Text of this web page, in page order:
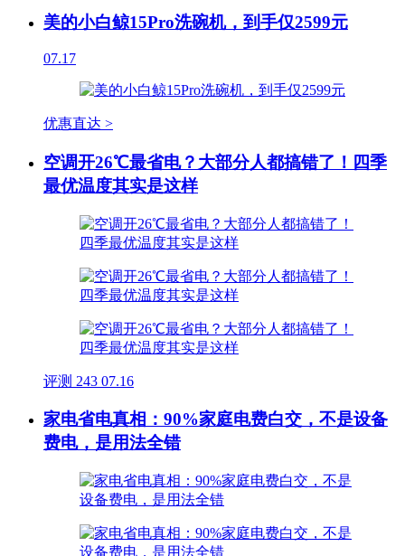
美的小白鲸15Pro洗碗机，到手仅2599元
07.17
优惠直达 >
空调开26℃最省电？大部分人都搞错了！四季
最优温度其实是这样
评测 243 07.16
家电省电真相：90%家庭电费白交，不是设备
费电，是用法全错